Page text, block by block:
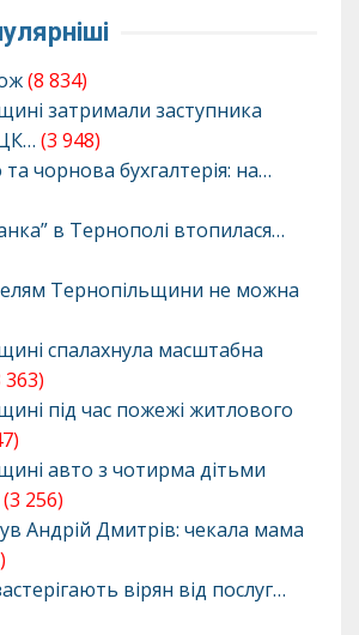
(8 834)
затримали заступника
(3 948)
чорнова бухгалтерія: на…
в Тернополі втопилася…
Тернопільщини не можна
спалахнула масштабна
363)
під час пожежі житлового
авто з чотирма дітьми
(3 256)
Андрій Дмитрів: чекала мама
вірян від послуг…